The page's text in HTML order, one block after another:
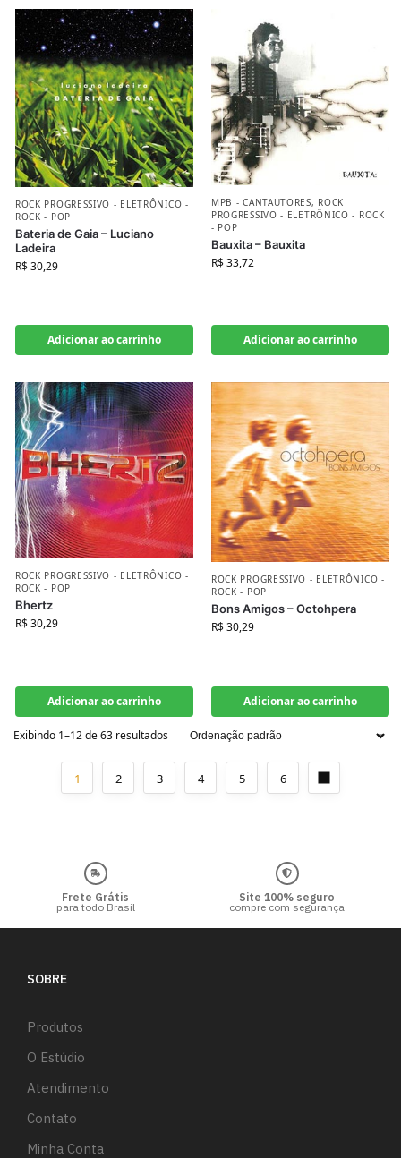
ROCK PROGRESSIVO - ELETRÔNICO -
ROCK - POP
Bateria de Gaia – Luciano
Ladeira
R$30,29
Adicionar ao carrinho
MPB - CANTAUTORES, ROCK
PROGRESSIVO - ELETRÔNICO - ROCK
- POP
Bauxita – Bauxita
R$33,72
Adicionar ao carrinho
ROCK PROGRESSIVO - ELETRÔNICO -
ROCK - POP
Bhertz
R$30,29
Adicionar ao carrinho
ROCK PROGRESSIVO - ELETRÔNICO -
ROCK - POP
Bons Amigos – Octohpera
R$30,29
Adicionar ao carrinho
Exibindo 1–12 de 63 resultados
1 2 3 4 5 6
Frete Grátis
para todo Brasil
Site 100% seguro
compre com segurança
SOBRE
Produtos
O Estúdio
Atendimento
Contato
Minha Conta